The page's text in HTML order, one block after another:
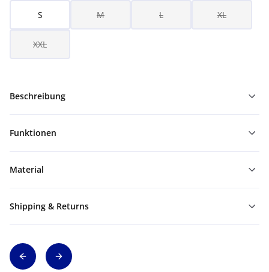
S M L XL
XXL
Beschreibung
Funktionen
Material
Shipping & Returns